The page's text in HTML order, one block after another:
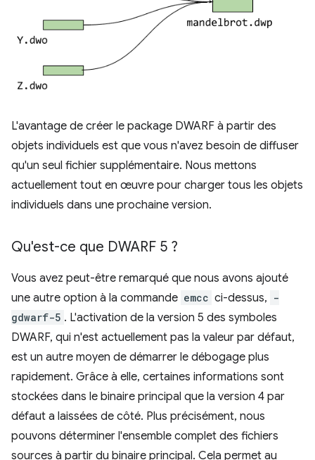
L'avantage de créer le package DWARF à partir des
objets individuels est que vous n'avez besoin de diffuser
qu'un seul fichier supplémentaire. Nous mettons
actuellement tout en œuvre pour charger tous les objets
individuels dans une prochaine version.
Qu'est-ce que DWARF 5 ?
Vous avez peut-être remarqué que nous avons ajouté
une autre option à la commande emcc ci-dessus, -
gdwarf-5 . L'activation de la version 5 des symboles
DWARF, qui n'est actuellement pas la valeur par défaut,
est un autre moyen de démarrer le débogage plus
rapidement. Grâce à elle, certaines informations sont
stockées dans le binaire principal que la version 4 par
défaut a laissées de côté. Plus précisément, nous
pouvons déterminer l'ensemble complet des fichiers
sources à partir du binaire principal. Cela permet au